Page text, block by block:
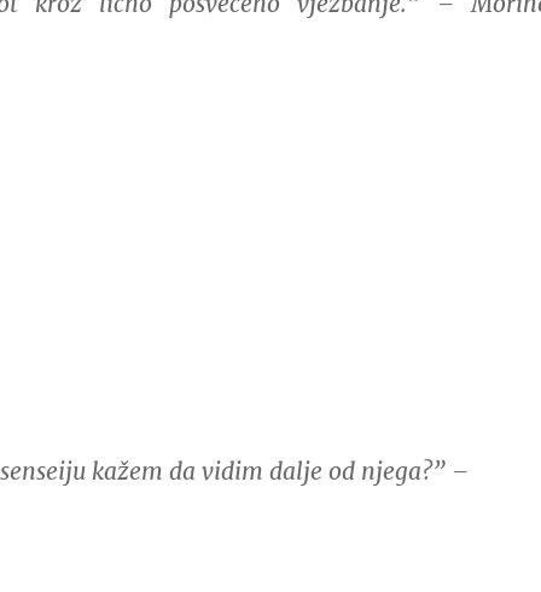
kažem da vidim dalje od njega?” –